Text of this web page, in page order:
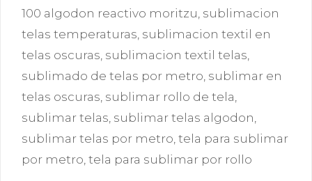
100 algodon reactivo moritzu sublimacion
telas temperaturas sublimacion textil en
telas oscuras sublimacion textil telas
sublimado de telas por metro sublimar en
telas oscuras sublimar rollo de tela
sublimar telas sublimar telas algodon
sublimar telas por metro tela para sublimar
por metro tela para sublimar por rollo